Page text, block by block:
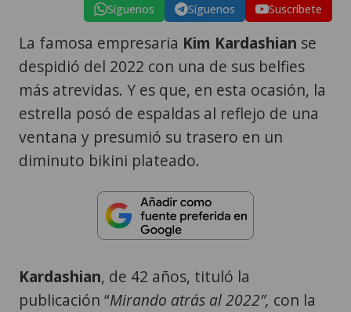
Síguenos Síguenos Suscríbete
La famosa empresaria Kim Kardashian se
despidió del 2022 con una de sus belfies
más atrevidas. Y es que, en esta ocasión, la
estrella posó de espaldas al reflejo de una
ventana y presumió su trasero en un
diminuto bikini plateado.
Kardashian, de 42 años, tituló la
publicación “Mirando atrás al 2022”, con la